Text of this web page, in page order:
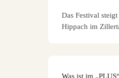
Das Festival
Hippach im
Was ist im